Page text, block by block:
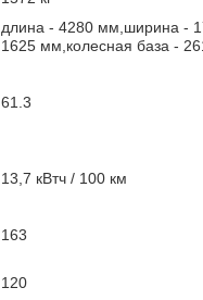
длина - 4280 мм,ширина -
1625 мм,колесная база -
61.3
13,7 кВтч / 100 км
163
120